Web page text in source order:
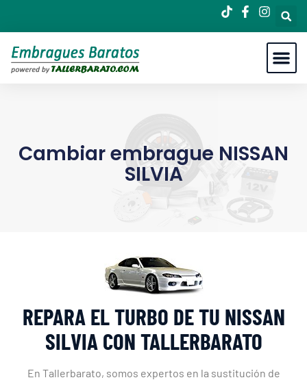
Cambiar embrague NISSAN
SILVIA
REPARA EL TURBO DE TU NISSAN
SILVIA CON TALLERBARATO
En Tallerbarato, somos expertos en la sustitución de